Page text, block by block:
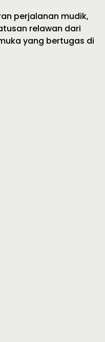
perjalanan mudik,
relawan dari
yang bertugas di